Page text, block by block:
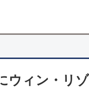
ィン・リ